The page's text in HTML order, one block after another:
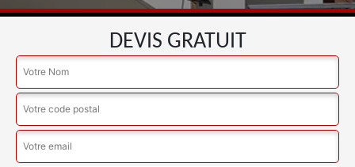
DEVIS GRATUIT